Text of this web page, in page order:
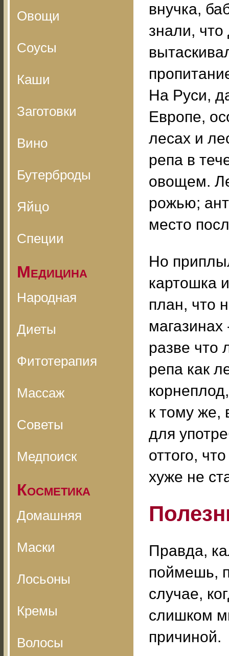
Овощи
Соусы
Каши
Заготовки
Вино
Бутерброды
Яйцо
Специи
Медицина
Народная
Диеты
Фитотерапия
Массаж
Советы
Медпоиск
Косметика
Домашняя
Маски
Лосьоны
Кремы
Волосы
внучка,
знали,
На Руси,
Европе,
лесах и
репа в
овощем.
рожью;
место
Но
картошка
план, что
разве что
репа как
к тому же,
для
оттого,
хуже не
Правда,
поймешь,
случае,
слишком
причиной.